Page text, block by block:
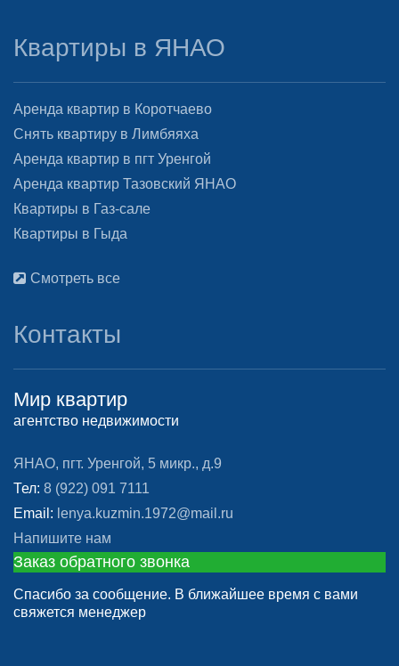
Квартиры в ЯНАО
Аренда квартир в Коротчаево
Снять квартиру в Лимбяяха
Аренда квартир в пгт Уренгой
Аренда квартир Тазовский ЯНАО
Квартиры в Газ-сале
Квартиры в Гыда
Смотреть все
Контакты
Мир квартир
агентство недвижимости
ЯНАО, пгт. Уренгой, 5 микр., д.9
Тел: 8 (922) 091 7111
Email: lenya.kuzmin.1972@mail.ru
Напишите нам
Заказ обратного звонка
Спасибо за сообщение. В ближайшее время с вами
свяжется менеджер